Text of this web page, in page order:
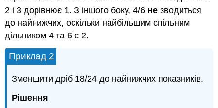
2 і 3 дорівнює 1. З іншого боку, 4/6 не зводиться
до найнижчих, оскільки найбільшим спільним
дільником 4 та 6 є 2.
Приклад 2
Зменшити дріб 18/24 до найнижчих показників.
Рішення